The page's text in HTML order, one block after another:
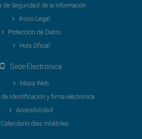
de Seguridad de la Información
Aviso Legal
Protección de Datos
Hora Oficial
Sede Electrónica
Mapa Web
Identificación y firma electrónica
Accesibilidad
Calendario días inhábiles